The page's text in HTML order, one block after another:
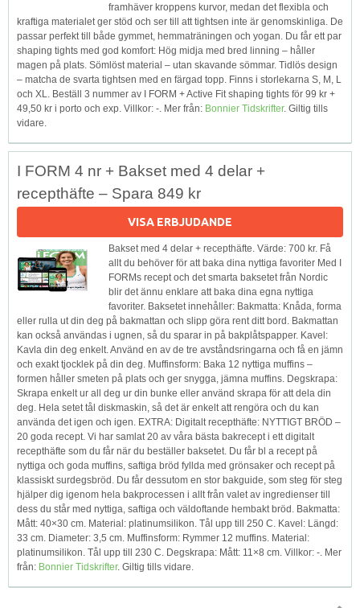
framhäver kroppens kurvor, medan det flexibla och
kraftiga materialet ger stöd och ser till att tightsen inte är genomskinliga. De
passar perfekt till både gymmet, hemmaträningen och yogan. Du får ett par
shaping tights med god komfort: Hög midja med bred linning – håller
magen på plats. Sömlöst material – utan skavande sömmar. Tidlös design
– matcha de svarta tightsen med en färgad topp. Finns i storlekarna S, M, L
och XL. Beställ 3 nummer av I FORM + Active Fit shaping tights för 99 kr +
49,50 kr i porto och exp. Villkor: -. Mer från: Bonnier Tidskrifter. Giltig tills
vidare.
I FORM 4 nr + Bakset med 4 delar +
recepthäfte – Spara 849 kr
VISA ERBJUDANDE
Bakset med 4 delar + recepthäfte. Värde: 700 kr. Få
allt du behöver för att baka dina nyttiga favoriter Med I
FORMs recept och det smarta baksetet från Nordic
blir det ännu enklare att baka dina egna nyttiga
favoriter. Baksetet innehåller: Bakmatta: Knåda, forma
eller rulla ut din deg på bakmattan och slipp göra rent ditt bord. Bakmattan
kan också användas i ugnen, så du sparar in på bakplåtspapper. Kavel:
Kavla din deg enkelt. Använd en av de tre avståndsringarna och få en jämn
och exakt tjocklek på din deg. Muffinsform: Baka 12 nyttiga muffins –
formen håller smeten på plats och ger snygga, jämna muffins. Degskrapa:
Skrapa enkelt ur all deg ur din bunke eller använd skrapa för att dela din
deg. Hela setet tål diskmaskin, så det är enkelt att rengöra och du kan
använda det igen och igen. EXTRA: Digitalt recepthäfte: NYTTIGT BRÖD –
20 goda recept. Vi har samlat 20 av våra bästa bakrecept i ett digitalt
recepthäfte som du får när du beställer baksetet. Du får bl a recept på
nyttiga och goda muffins, saftiga bröd fyllda med grönsaker och recept på
klassiskt surdegsbröd. Du får dessutom en stor bakguide, som steg för steg
hjälper dig igenom hela bakprocessen i allt från valet av ingredienser till
dess du står med nyttiga, saftiga och väldoftande hembakt bröd. Bakmatta:
Mått: 40×30 cm. Material: platinumsilikon. Tål upp till 250 C. Kavel: Längd:
33 cm. Diameter: 3,5 cm. Muffinsform: Rymmer 12 muffins. Material:
platinumsilikon. Tål upp till 230 C. Degskrapa: Mått: 11×8 cm. Villkor: -. Mer
från: Bonnier Tidskrifter. Giltig tills vidare.